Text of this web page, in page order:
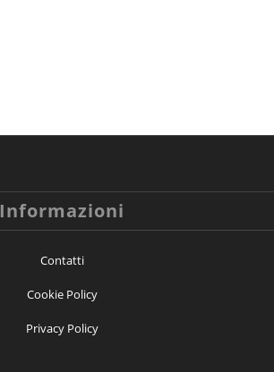
Informazioni
Contatti
Cookie Policy
Privacy Policy